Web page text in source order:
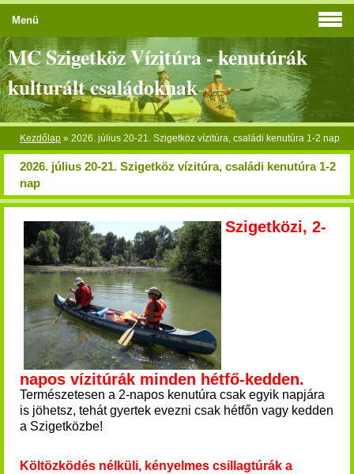
MC Szigetköz Vízitúra - kenutúrák
kulturált családoknak
Kezdőlap » 2026. július 20-21. Szigetköz vízitúra, családi kenutúra 1-2 nap
2026. július 20-21. Szigetköz vízitúra, családi kenutúra 1-2
nap
Szigetközi, 2-
napos vízitúrák minden hétfő-kedden.
Természetesen a 2-napos kenutúra csak egyik napjára
is jöhetsz, tehát gyertek evezni csak hétfőn vagy kedden
a Szigetközbe!
Költözködés nélküli, kényelmes csillagtúrák a
Menü